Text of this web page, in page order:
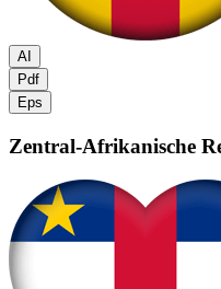
AI
Pdf
Eps
Zentral-Afrikanische